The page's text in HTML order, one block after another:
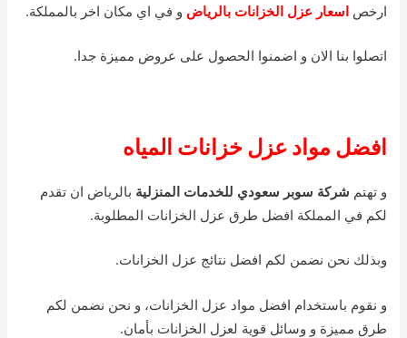
ارخص اسعار عزل الخزانات بالرياض و في اي مكان اخر بالمملكة.
اتصلوا بنا الان و اضمنوا الحصول على عروض مميزة جدا.
افضل مواد عزل خزانات المياه
و تهتم شركة سوبر سعودي للخدمات المنزلية بالرياض ان تقدم
لكم في المملكة افضل طرق عزل الخزانات المطلوبة.
وبذلك نحن نضمن لكم افضل نتائج عزل الخزانات.
و نقوم باستخدام افضل مواد عزل الخزانات، و نحن نضمن لكم
طرق مميزة و وسائل قوية لعزل الخزانات بأمان.